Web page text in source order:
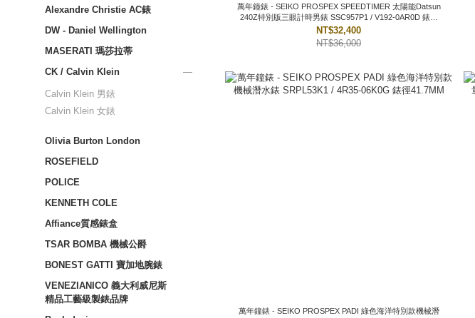
Alexandre Christie AC錶
DW - Daniel Wellington
MASERATI 瑪莎拉蒂
CK / Calvin Klein
Calvin Klein 男錶
Calvin Klein 女錶
Olivia Burton London
ROSEFIELD
POLICE
KENNETH COLE
Affiance質感錶盒
TSAR BOMBA 機械公爵
BONEST GATTI 寶加地腕錶
VENEZIANICO 義大利威尼斯
精品工藝級製錶品牌
萬年鐘錶 - SEIKO PROSPEX SPEEDTIMER 太陽能Datsun
240Z特別版三眼計時男錶 SSC957P1 / V192-0AR0D 錶徑
41.4MM
NT$32,400
NT$36,000
萬年鐘錶 - SEIKO PROSPEX PADI 綠色海洋特別款機械潛